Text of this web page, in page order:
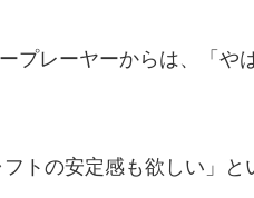
プレーヤーからは、「や
トの安定感も欲しい」と